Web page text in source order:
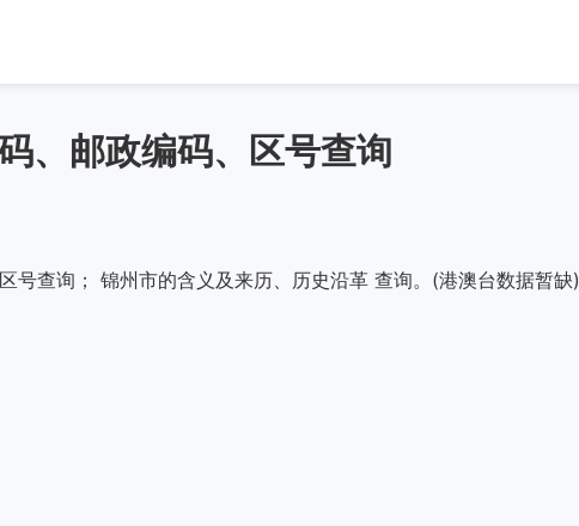
、邮政编码、区号查询
号查询； 锦州市的含义及来历、历史沿革 查询。(港澳台数据暂缺)